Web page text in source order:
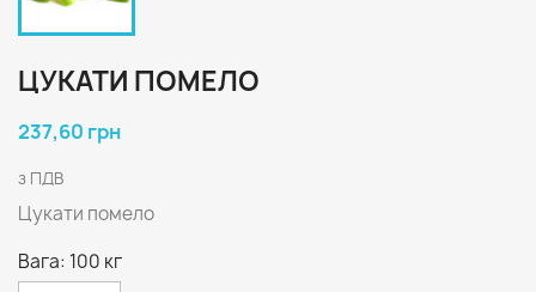
ЦУКАТИ ПОМЕЛО
237,60 грн
з ПДВ
Цукати помело
Вага: 100 кг